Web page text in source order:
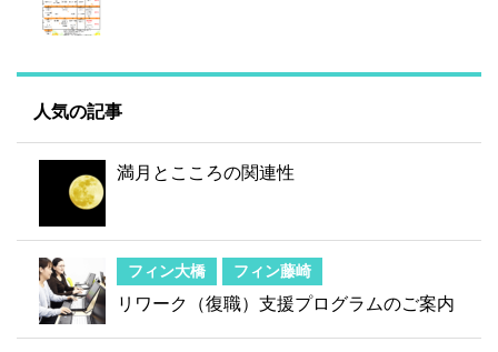
人気の記事
満月とこころの関連性
フィン大橋 フィン藤崎
リワーク（復職）支援プログラムのご案内